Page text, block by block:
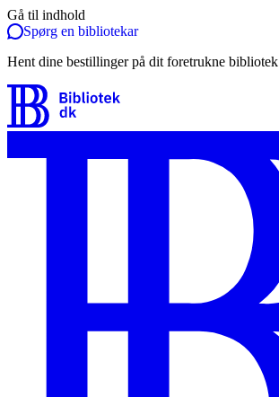
Gå til indhold
Spørg en bibliotekar
Hent dine bestillinger på dit foretrukne bibliotek